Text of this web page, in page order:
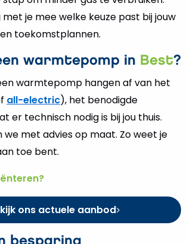
je mee welke keuze past bij jouw
toekomstplannen.
warmtepomp in Best?
warmtepomp hangen af van het
all-electric), het benodigde
er technisch nodig is bij jou thuis.
we met advies op maat. Zo weet je
toe bent.
ons actuele aanbod
besparing